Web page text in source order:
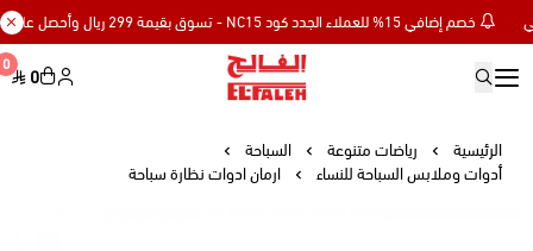
خصم إضافي 15% للعملاء الجدد كود NC15 - تسوق بقيمة 299 ريال وأحصل على توصيل مجاني
0 0
الرئيسية رياضات متنوعة
السباحة
أدوات وملابس السباحة للنساء
ارمان ادوات نظارة سباحة